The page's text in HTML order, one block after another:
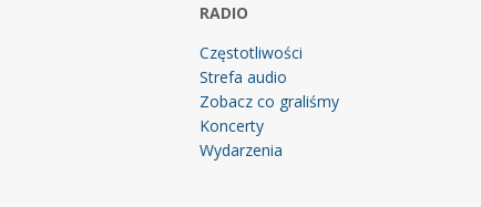
RADIO
Częstotliwości
Strefa audio
Zobacz co graliśmy
Koncerty
Wydarzenia